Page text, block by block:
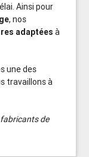
Ainsi pour
, nos
adaptées à
une des
travaillons à
de